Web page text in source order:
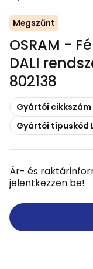
Megszűnt
OSRAM -
DALI
802138
Másolás
Gyártói cikkszám
Másolás
Gyártói típuskód
Ár- és
jelentkezzen be!